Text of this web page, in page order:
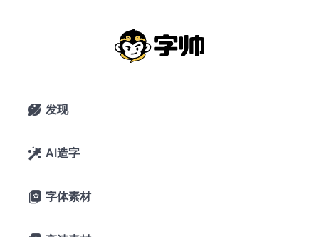
 发现
 AI造字
 字体素材